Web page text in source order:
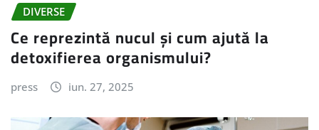
DIVERSE
Ce reprezintă nucul și cum ajută la
detoxifierea organismului?
press iun. 27, 2025